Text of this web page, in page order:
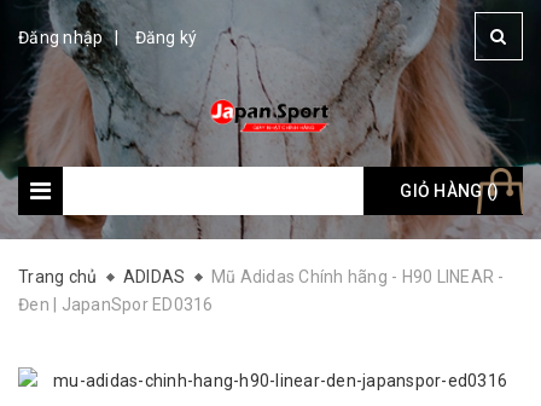
Đăng nhập Đăng ký
Giỏ hàng: ()
GIỎ HÀNG ()
Trang chủ ADIDAS
Mũ Adidas Chính hãng - H90 LINEAR -
Đen | JapanSpor ED0316